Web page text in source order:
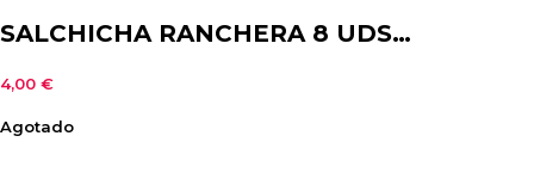
SALCHICHA RANCHERA 8 UDS…
4,00 €
Agotado